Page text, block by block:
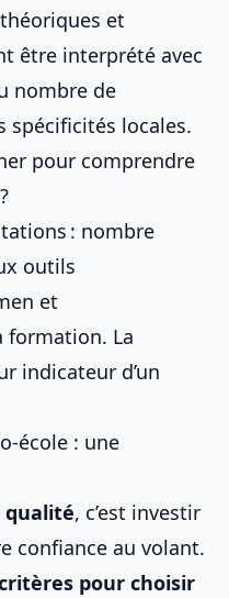
et
être interprété avec
nombre de
spécificités locales.
pour comprendre
: nombre
outils
et
formation. La
indicateur d’un
école : une
qualité, c’est investir
confiance au volant.
pour choisir